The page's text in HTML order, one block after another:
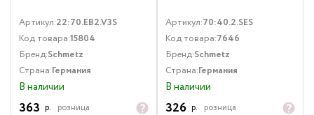
Артикул:22:70.EB2.V3S
Код товара:15804
Бренд:Schmetz
Страна:Германия
В наличии
363 р. розница
Артикул:70:40.2.SES
Код товара:7646
Бренд:Schmetz
Страна:Германия
В наличии
326 р. розница